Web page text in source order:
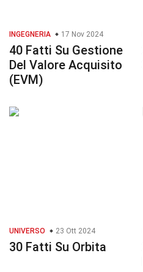
INGEGNERIA 17 Nov 2024
40 Fatti Su Gestione
Del Valore Acquisito
(EVM)
UNIVERSO 23 Ott 2024
30 Fatti Su Orbita